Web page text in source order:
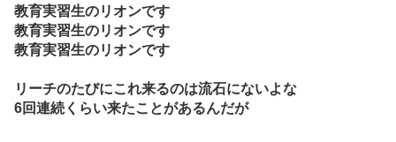
教育実習生のリオンです
教育実習生のリオンです
教育実習生のリオンです
リーチのたびにこれ来るのは流石にないよな
6回連続くらい来たことがあるんだが